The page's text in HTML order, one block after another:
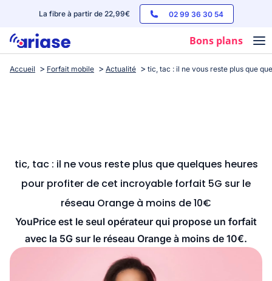
La fibre à partir de 22,99€ 02 99 36 30 54
Bons plans
Box internet
Streaming
Accueil Forfait mobile Actualité tic, tac : il ne vous reste plus que
tic, tac : il ne vous reste plus que quelques heures
pour profiter de cet incroyable forfait 5G sur le
réseau Orange à moins de 10€
YouPrice est le seul opérateur qui propose un forfait
avec la 5G sur le réseau Orange à moins de 10€.